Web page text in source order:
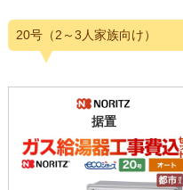
20号（2～3人家族向け）
据置